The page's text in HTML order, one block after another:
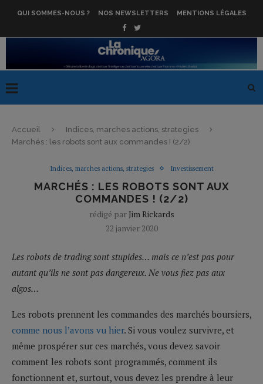
QUI SOMMES-NOUS ? NOS NEWSLETTERS MENTIONS LÉGALES
Accueil
Indices, marches actions, strategies
Marchés : les robots sont aux commandes ! (2/2)
Indices, marches actions, strategies Investissement
MARCHÉS : LES ROBOTS SONT AUX
COMMANDES ! (2/2)
rédigé par Jim Rickards
22 janvier 2020
Les robots de trading sont stupides… mais ce n’est pas pour
autant qu’ils ne sont pas dangereux. Ne vous fiez pas aux
algos…
Les robots prennent les commandes des marchés boursiers,
comme nous l’avons vu hier. Si vous voulez survivre, et
même prospérer sur ces marchés, vous devez savoir
comment les robots sont programmés, comment ils
fonctionnent et, surtout, vous devez les prendre à leur